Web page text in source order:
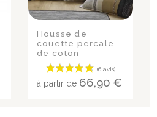
Housse de
couette percale
de coton
MARLOW ACIER
à partir de 66,90 €